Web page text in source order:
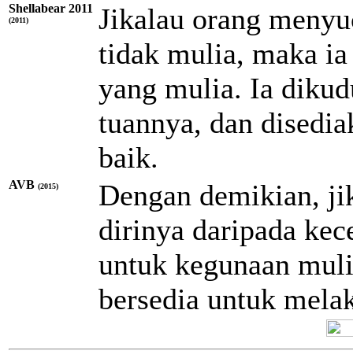
Shellabear 2011
(2011)
Jikalau orang
tidak mulia, maka
yang mulia. Ia
tuannya, dan
baik.
AVB (2015)
Dengan demikian,
dirinya daripada
untuk kegunaan
bersedia untuk